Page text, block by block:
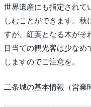
世界遺産にも指定されて
しむことができます。
すが、紅葉となる木がそ
目当ての観光客は少な
しますのでご注意を。
二条城の基本情報（営業